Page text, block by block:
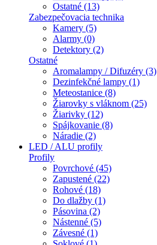
Ostatné (13)
Zabezpečovacia technika
Kamery (5)
Alarmy (0)
Detektory (2)
Ostatné
Aromalampy / Difuzéry (3)
Dezinfekčné lampy (1)
Meteostanice (8)
Žiarovky s vláknom (25)
Žiarivky (12)
Spájkovanie (8)
Náradie (2)
LED / ALU profily
Profily
Povrchové (45)
Zapustené (22)
Rohové (18)
Do dlažby (1)
Pásovina (2)
Nástenné (5)
Závesné (1)